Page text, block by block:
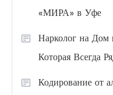
«МИРА» в Уфе
Нарколог на Дом
Которая Всегда
Кодирование от